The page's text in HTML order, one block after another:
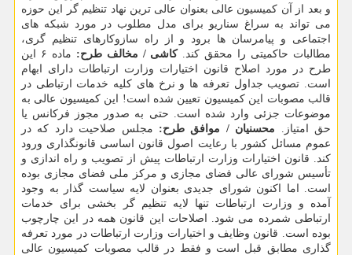
و بعد از آن کمیسیون عالی بعنوان عالی ترین نهاد تنظیم گر این حوزه
می تواند به سراغ سناریو برای مدل مطلوب در مورد شبکه های
اجتماعی و پیامرسان ها برود و از راه سازوکارهای تنظیم گری،
مطالبات حاکمیتی را محقق کند.کاشی / مخالف طرح:
ماده ۶ این
طرح در مورد اصلاح قانون اختیارات وزارت ارتباطات دارای ابهام
است. تصویب جداول تعرفه ها و نرخ های کلیه خدمات ارتباطی در
قالب مصوبات این کمیسیون تعیین شده است! این کمیسیون عالی به
موضوعات جزئی وارد شده است. حتی به صدور مجوز فرکانس یا
حق امتیاز. محسنیان / موافق طرح: مجلس صلاحیت دارد که در
عموم مسائل کشور با رعایت اصول قانون اساسی قانونگذاری ورود
کند. قانون اختیارات وزارت ارتباطات پیش از تصویب و راه اندازی و
تأسیس شورای عالی فضای مجازی و مرکز ملی فضای مجازی بوده
است. اما اکنون شورای جدیدی بعنوان لایه سیاست گذار به وجود
آمده و وزارت ارتباطات تنها لایه تنظیم گر بخشی برای خدمات
ارتباطی شمرده می شود. اصلاحات این قانون همه در این چارچوب
بوده است. قانون وظایف و اختیارات وزارت ارتباطات در مورد تعرفه
گذاری مطابق قبل است و فقط در قالب مصوبات کمیسیون عالی